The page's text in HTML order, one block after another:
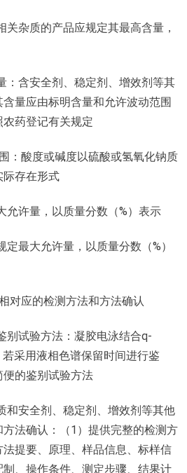
关杂质的产品应规定其最高含量，
：含安全剂、稳定剂、增效剂等其
量应由标明含量和允许波动范围
药登记有关规定
：酸度或碱度以硫酸或氢氧化钠质
际存在形式
允许量，以质量分数（%）表示
最大允许量，以质量分数（%）
对应的检测方法和方法确认
别试验方法：凝胶电泳结合q-
采用液相色谱保留时间进行鉴
的鉴别试验方法
和安全剂、稳定剂、增效剂等其他
法确认：（1）提供完整的检测方
提要、原理、样品信息、标样信
、操作条件、测定步骤、结果计